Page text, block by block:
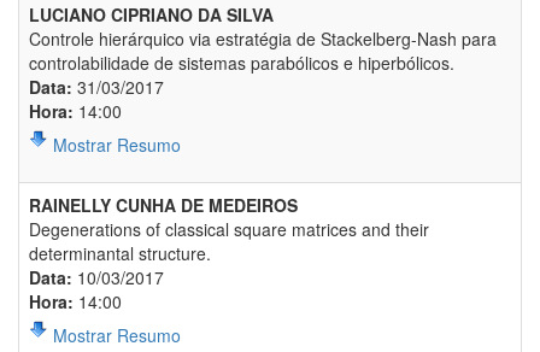
LUCIANO CIPRIANO DA SILVA
Controle hierárquico via estratégia de Stackelberg-Nash para
controlabilidade de sistemas parabólicos e hiperbólicos.
Data: 31/03/2017
Hora: 14:00
Mostrar Resumo
RAINELLY CUNHA DE MEDEIROS
Degenerations of classical square matrices and their
determinantal structure.
Data: 10/03/2017
Hora: 14:00
Mostrar Resumo